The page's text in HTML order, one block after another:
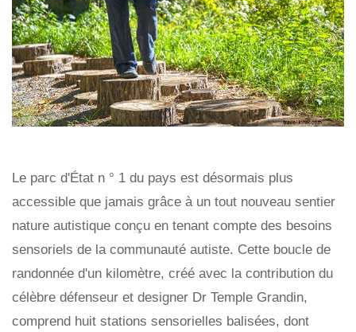
Le parc d'État n ° 1 du pays est désormais plus
accessible que jamais grâce à un tout nouveau sentier
nature autistique conçu en tenant compte des besoins
sensoriels de la communauté autiste. Cette boucle de
randonnée d'un kilomètre, créé avec la contribution du
célèbre défenseur et designer Dr Temple Grandin,
comprend huit stations sensorielles balisées, dont